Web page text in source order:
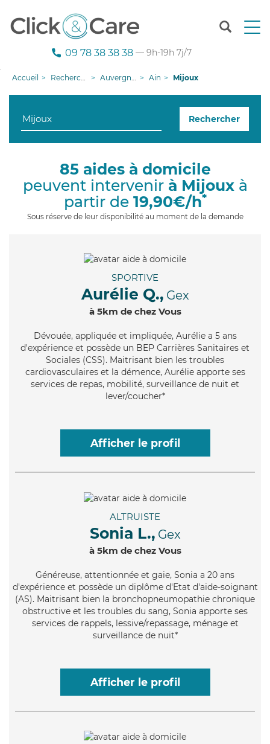
T
n
g
09 78 38 38 38 — 9h-19h 7j/7
Accueil Recherche aide à domicile Auvergne-Rhône-Alpes Ain Mijoux
Rechercher
85 aides à domicile
peuvent intervenir à Mijouxà
partir de 19,90€/h*
Sous réserve de leur disponibilité au moment de la demande
SPORTIVE
Aurélie Q., Gex
à 5km de chez Vous
Dévouée, appliquée et impliquée, Aurélie a 5 ans
d'expérience et possède un BEP Carrières Sanitaires et
Sociales (CSS). Maitrisant bien les troubles
cardiovasculaires et la démence, Aurélie apporte ses
services de repas, mobilité, surveillance de nuit et
lever/coucher*
Afficher le profil
ALTRUISTE
Sonia L., Gex
à 5km de chez Vous
Généreuse, attentionnée et gaie, Sonia a 20 ans
d'expérience et possède un diplôme d'Etat d'aide-soignant
(AS). Maitrisant bien la bronchopneumopathie chronique
obstructive et les troubles du sang, Sonia apporte ses
services de rappels, lessive/repassage, ménage et
surveillance de nuit*
Afficher le profil